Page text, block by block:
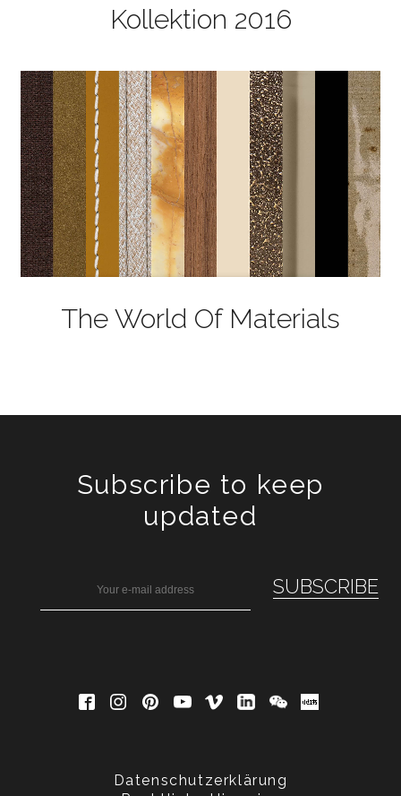
Kollektion 2016
The World Of Materials
Subscribe to keep
updated
Datenschutzerklärung